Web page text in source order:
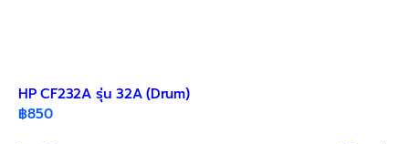
HP CF232A รุ่น 32A (Drum)
฿850